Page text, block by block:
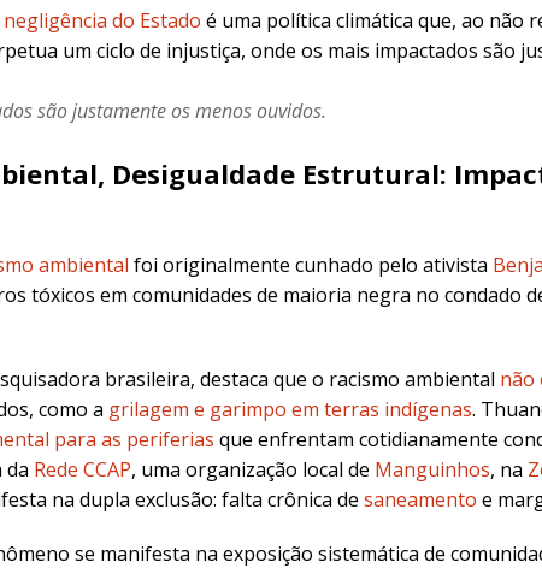
negligência do Estado é uma política climática que, ao não
um ciclo de injustiça, onde os mais impactados são
são justamente os menos ouvidos.
Desigualdade Estrutural:
ambiental foi originalmente cunhado pelo ativista
tóxicos em comunidades de maioria negra no condado
brasileira, destaca que o racismo ambiental não
como a grilagem e garimpo em terras indígenas.
para as periferias que enfrentam cotidianamente
da Rede CCAP, uma organização local de Manguinhos, na
na dupla exclusão: falta crônica de saneamento e
se manifesta na exposição sistemática de